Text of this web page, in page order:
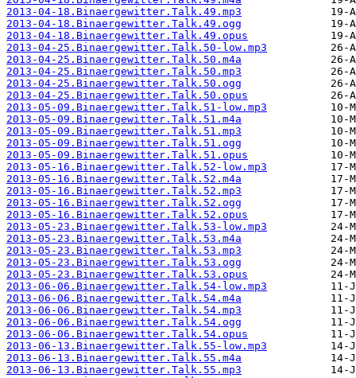
2013-04-18.Binaergewitter.Talk.49.mp3
2013-04-18.Binaergewitter.Talk.49.ogg
2013-04-18.Binaergewitter.Talk.49.opus
2013-04-25.Binaergewitter.Talk.50-low.mp3
2013-04-25.Binaergewitter.Talk.50.m4a
2013-04-25.Binaergewitter.Talk.50.mp3
2013-04-25.Binaergewitter.Talk.50.ogg
2013-04-25.Binaergewitter.Talk.50.opus
2013-05-09.Binaergewitter.Talk.51-low.mp3
2013-05-09.Binaergewitter.Talk.51.m4a
2013-05-09.Binaergewitter.Talk.51.mp3
2013-05-09.Binaergewitter.Talk.51.ogg
2013-05-09.Binaergewitter.Talk.51.opus
2013-05-16.Binaergewitter.Talk.52-low.mp3
2013-05-16.Binaergewitter.Talk.52.m4a
2013-05-16.Binaergewitter.Talk.52.mp3
2013-05-16.Binaergewitter.Talk.52.ogg
2013-05-16.Binaergewitter.Talk.52.opus
2013-05-23.Binaergewitter.Talk.53-low.mp3
2013-05-23.Binaergewitter.Talk.53.m4a
2013-05-23.Binaergewitter.Talk.53.mp3
2013-05-23.Binaergewitter.Talk.53.ogg
2013-05-23.Binaergewitter.Talk.53.opus
2013-06-06.Binaergewitter.Talk.54-low.mp3
2013-06-06.Binaergewitter.Talk.54.m4a
2013-06-06.Binaergewitter.Talk.54.mp3
2013-06-06.Binaergewitter.Talk.54.ogg
2013-06-06.Binaergewitter.Talk.54.opus
2013-06-13.Binaergewitter.Talk.55-low.mp3
2013-06-13.Binaergewitter.Talk.55.m4a
2013-06-13.Binaergewitter.Talk.55.mp3